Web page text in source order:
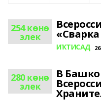
254 көнө
элек «Сварка
ИҠТИСАД
280 көнө
элек
В